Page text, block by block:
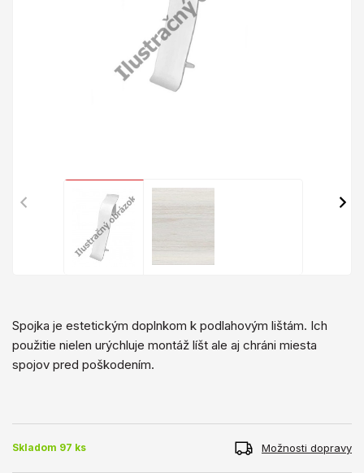
Spojka je estetickým doplnkom k podlahovým lištám. Ich
použitie nielen urýchluje montáž líšt ale aj chráni miesta
spojov pred poškodením.
Skladom 97 ks Možnosti dopravy